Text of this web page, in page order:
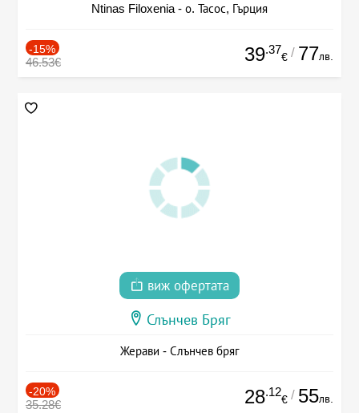
Ntinas Filoxenia - о. Тасос, Гърция
-15%
46.53€ 39.37
€ / 77лв.
виж офертата
Слънчев Бряг
Жерави - Слънчев бряг
-20%
35.28€ 28.12
€ / 55лв.